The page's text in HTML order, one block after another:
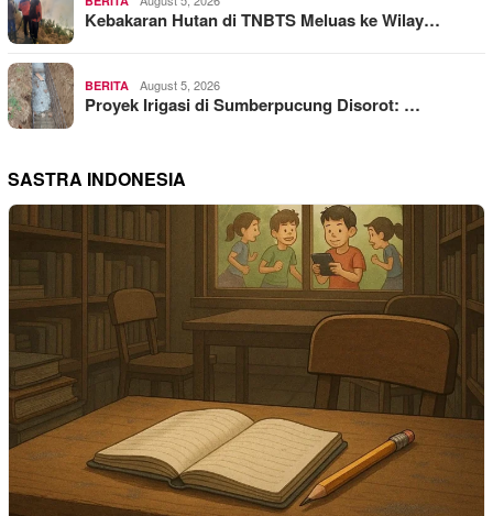
Kebakaran Hutan di TNBTS Meluas ke Wilay…
BERITA August 5, 2026
Proyek Irigasi di Sumberpucung Disorot: …
SASTRA INDONESIA